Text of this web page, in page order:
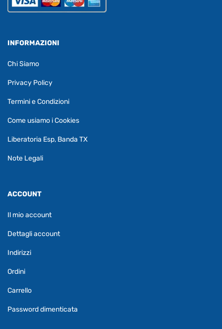
INFORMAZIONI
Chi Siamo
Privacy Policy
Termini e Condizioni
Come usiamo i Cookies
Liberatoria Esp, Banda TX
Note Legali
ACCOUNT
Il mio account
Dettagli account
Indirizzi
Ordini
Carrello
Password dimenticata